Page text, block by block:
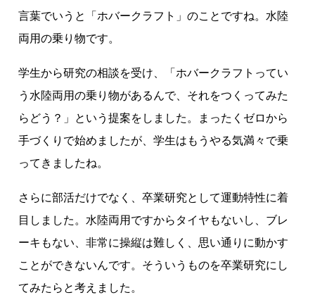
言葉でいうと「ホバークラフト」のことですね。水陸
両用の乗り物です。
学生から研究の相談を受け、「ホバークラフトってい
う水陸両用の乗り物があるんで、それをつくってみた
らどう？」という提案をしました。まったくゼロから
手づくりで始めましたが、学生はもうやる気満々で乗
ってきましたね。
さらに部活だけでなく、卒業研究として運動特性に着
目しました。水陸両用ですからタイヤもないし、ブレ
ーキもない、非常に操縦は難しく、思い通りに動かす
ことができないんです。そういうものを卒業研究にし
てみたらと考えました。